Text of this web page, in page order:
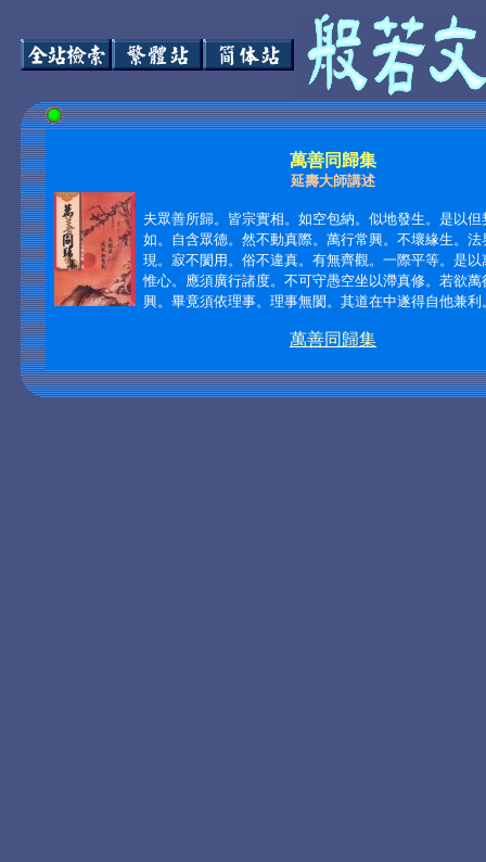
萬善同歸集
延壽大師講述
夫眾善所歸。皆宗實相。如空包納。似地發生。是以但
如。自含眾德。然不動真際。萬行常興。不壞緣生。法
現。寂不閡用。俗不違真。有無齊觀。一際平等。是以
惟心。應須廣行諸度。不可守愚空坐以滯真修。若欲萬
興。畢竟須依理事。理事無閡。其道在中遂得自他兼利
萬善同歸集